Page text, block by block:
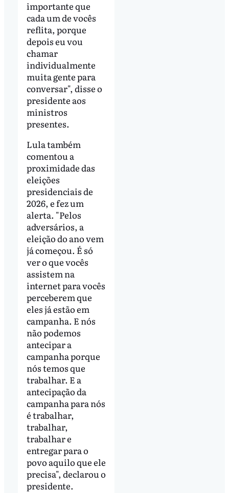
importante que
cada um de vocês
reflita, porque
depois eu vou
chamar
individualmente
muita gente para
conversar", disse o
presidente aos
ministros
presentes.
Lula também
comentou a
proximidade das
eleições
presidenciais de
2026, e fez um
alerta. "Pelos
adversários, a
eleição do ano vem
já começou. É só
ver o que vocês
assistem na
internet para vocês
perceberem que
eles já estão em
campanha. E nós
não podemos
antecipar a
campanha porque
nós temos que
trabalhar. E a
antecipação da
campanha para nós
é trabalhar,
trabalhar,
trabalhar e
entregar para o
povo aquilo que ele
precisa", declarou o
presidente.